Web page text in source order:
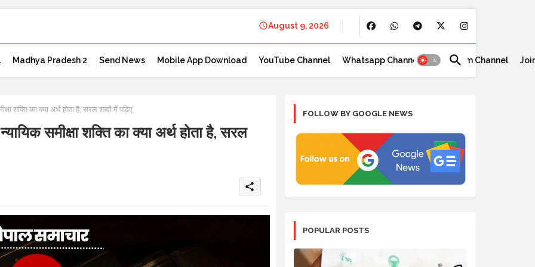
August 9, 2026
Madhya Pradesh 2 Send News Mobile App Download YouTube Channel Whatsapp Channel Telegram Channel
शक्ति का क्या अर्थ होता है, सरल शब्दों में पढ़िए
समीक्षा शक्ति का क्या अर्थ होता है, सरल
share
FOLLOW BY GOOGLE NEWS
POPULAR POSTS